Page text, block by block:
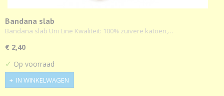
Bandana slab
Bandana slab Uni Line Kwaliteit: 100% zuivere katoen,…
€ 2,40
✓ Op voorraad
IN WINKELWAGEN